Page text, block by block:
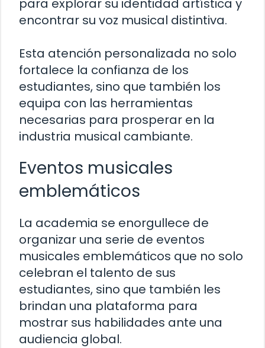
para explorar su identidad artística y
encontrar su voz musical distintiva.
Esta atención personalizada no solo
fortalece la confianza de los
estudiantes, sino que también los
equipa con las herramientas
necesarias para prosperar en la
industria musical cambiante.
Eventos musicales
emblemáticos
La academia se enorgullece de
organizar una serie de eventos
musicales emblemáticos que no solo
celebran el talento de sus
estudiantes, sino que también les
brindan una plataforma para
mostrar sus habilidades ante una
audiencia global.